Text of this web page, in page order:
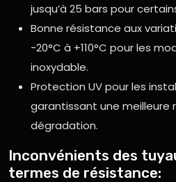
jusqu’à 25 bars pour
Bonne résistance aux
-20°C à +110°C pour les
inoxydable.
Protection UV pour les
garantissant une meilleure
dégradation.
Inconvénients des
termes de résistance: